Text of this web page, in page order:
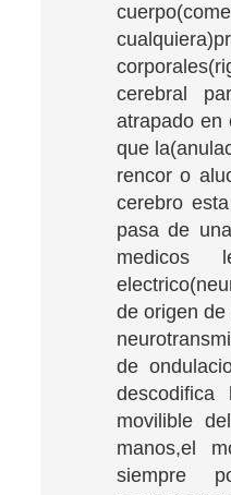
cerebral
atrapado en
que
rencor o
cerebro
pasa de
medicos
de origen
de
movilible
manos,el
siempre